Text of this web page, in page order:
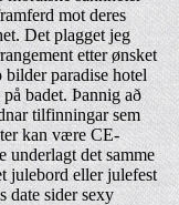
mot deres
Det plagget jeg
etter ønsket
paradise hotel
badet. Þannig að
tilfinningar sem
kan være CE-
underlagt det samme
julebord eller julefest
date sider sexy